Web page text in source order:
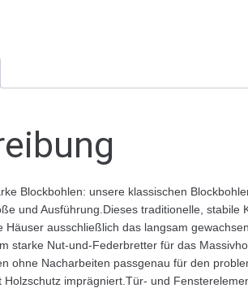
Blockbohlen: unsere klassischen
und Ausführung.Dieses traditionelle,
Häuser ausschließlich das langsam
starke Nut-und-Federbretter für das
ohne Nacharbeiten passgenau für den
Holzschutz imprägniert.Tür- und